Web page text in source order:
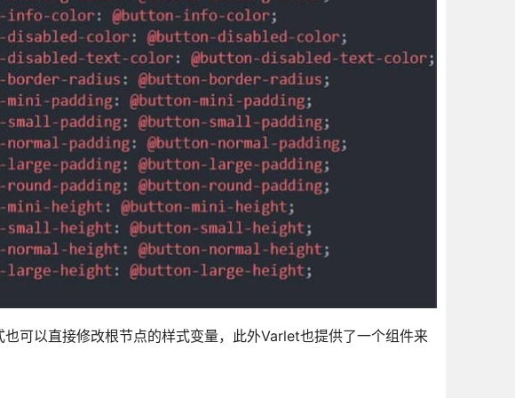
可以直接修改根节点的样式变量，此外Varlet也提供了一个组件来